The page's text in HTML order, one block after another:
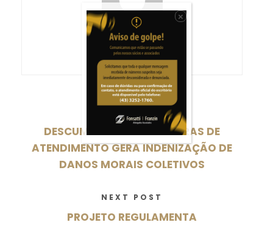
fonsattifranzin
PREVIOUS POST
DESCUMPRIMENTO DE REGRAS DE
ATENDIMENTO GERA INDENIZAÇÃO DE
DANOS MORAIS COLETIVOS
NEXT POST
PROJETO REGULAMENTA
×